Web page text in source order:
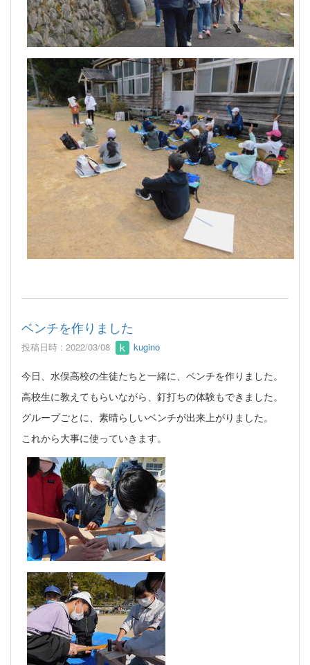
ベンチを作りました
投稿日時 : 2022/03/08 kugino
今日、水俣高校の生徒たちと一緒に、ベンチを作りました。
高校生に教えてもらいながら、釘打ちの体験もできました。
グループごとに、素晴らしいベンチが出来上がりました。
これから大事に使っていきます。